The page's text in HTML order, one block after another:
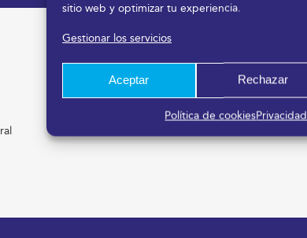
sitio web y optimizar tu experiencia.
Gestionar los servicios
Aceptar Rechazar
Política de cookiesPrivacidad